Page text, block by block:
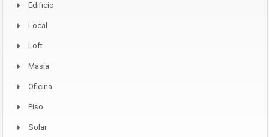
Edificio
Local
Loft
Masía
Oficina
Piso
Solar